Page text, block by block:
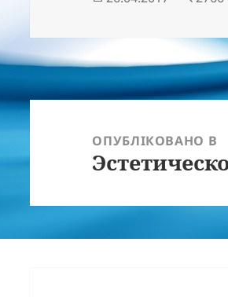
Навігація
ОПУБЛІКОВАНО В